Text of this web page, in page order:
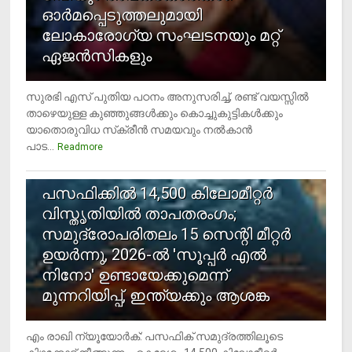
ഓര്‍മപ്പെടുത്തലുമായി
ലോകാരോഗ്യ സംഘടനയും മറ്റ്
ഏജന്‍സികളും
സുരഭി എസ് പുതിയ പഠനം അനുസരിച്ച്, രണ്ട് വയസ്സില്‍
താഴെയുള്ള കുഞ്ഞുങ്ങള്‍ക്കും കൊച്ചുകുട്ടികള്‍ക്കും
യാതൊരുവിധ സ്‌ക്രീന്‍ സമയവും നല്‍കാന്‍
പാട...
Readmore
പസഫിക്കില്‍ 14,500 കിലോമീറ്റര്‍
വിസ്തൃതിയില്‍ താപതരംഗം;
സമുദ്രോപരിതലം 15 സെന്റി മീറ്റര്‍
ഉയര്‍ന്നു, 2026-ല്‍ 'സൂപ്പര്‍ എല്‍
നിനോ' ഉണ്ടായേക്കുമെന്ന്
മുന്നറിയിപ്പ്, ഇന്ത്യക്കും ആശങ്ക
എം രാഖി ന്യൂയോര്‍ക്: പസഫിക് സമുദ്രത്തിലൂടെ